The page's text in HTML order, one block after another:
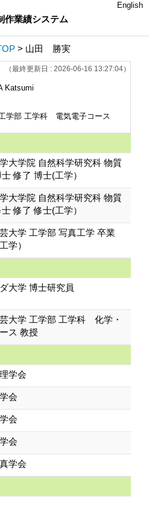
作業績システム
English
> 山田 勝実
（最終更新日 : 2026-06-16 13:27:04）
Katsumi
学部 工学科 電気電子コース
大学院 自然科学研究科 物質
修了 博士(工学）
大学院 自然科学研究科 物質
修了 修士(工学）
大学 工学部 写真工学 卒業
学）
大学 博士研究員
大学 工学部 工学科 化学・
ス 教授
学会
会
会
会
学会